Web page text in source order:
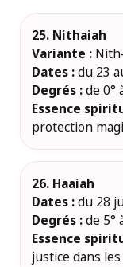
25. Nithaiah
Variante :
Dates :du 23
Degrés :de 0°
Essence
protection
26. Haaiah
Dates :du 28
Degrés :de 5°
Essence
justice dans